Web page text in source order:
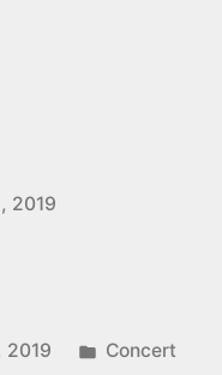
2019
2019
Publié
Concert